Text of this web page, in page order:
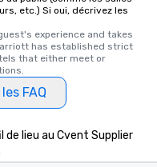
several renowned
and your guests
discovered otherwise
in the city and dive
selected dishes are
etc.) Si oui, décrivez les
experience and takes
has established strict
that either meet or
FAQ
de lieu au Cvent Supplier